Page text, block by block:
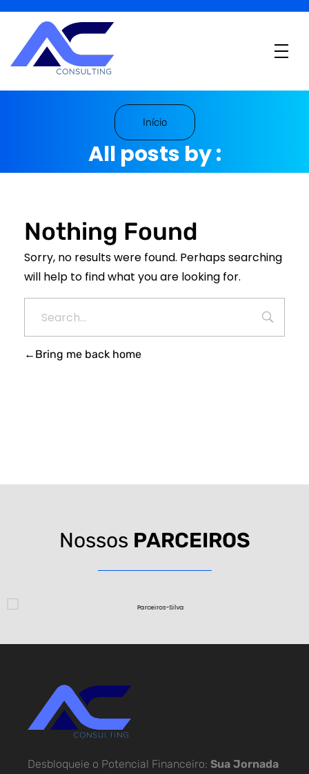
B
PO Financeiro em São Paulo
Início
All posts by :
Nothing Found
Sorry, no results were found. Perhaps searching
will help to find what you are looking for.
Bring me back home
Nossos PARCEIROS
Desbloqueie o Potencial Financeiro: Sua Jornada